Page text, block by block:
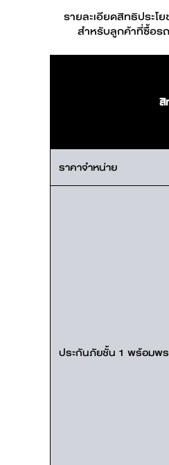
รายละเอียดสิทธิประโ
สำหรับลูกค้าที่ซื้อรถ
สิ
ราคาจำหน่าย
ประกันภัยชั้น 1 พร้อมพร